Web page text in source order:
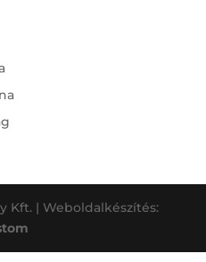
Kft. | Weboldalkészítés: